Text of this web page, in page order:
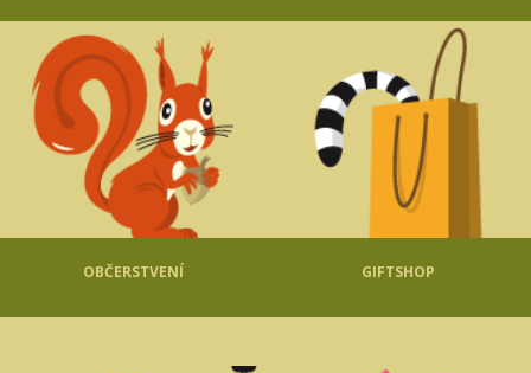
OBČERSTVENÍ GIFTSHOP